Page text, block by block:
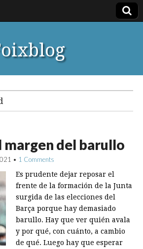
margen del barullo
• 1 Comments
Es prudente dejar reposar el
frente de la formación de la Junta
surgida de las elecciones del
Barça porque hay demasiado
barullo. Hay que ver quién avala
y por qué, con cuánto, a cambio
de qué. Luego hay que esperar